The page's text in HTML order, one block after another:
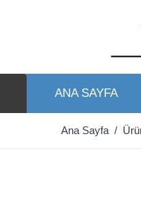
ANA SAYFA
Ana Sayfa/